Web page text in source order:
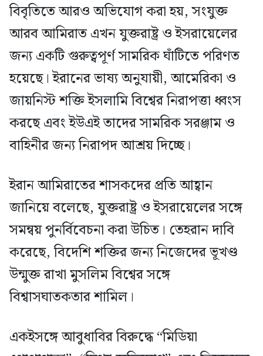
বিবৃতিতে আরও অভিযোগ করা হয়, সংযুক্ত
আরব আমিরাত এখন যুক্তরাষ্ট্র ও ইসরায়েলের
জন্য একটি গুরুত্বপূর্ণ সামরিক ঘাঁটিতে পরিণত
হয়েছে। ইরানের ভাষ্য অনুযায়ী, আমেরিকা ও
জায়নিস্ট শক্তি ইসলামি বিশ্বের নিরাপত্তা ধ্বংস
করছে এবং ইউএই তাদের সামরিক সরঞ্জাম ও
বাহিনীর জন্য নিরাপদ আশ্রয় দিচ্ছে।
ইরান আমিরাতের শাসকদের প্রতি আহ্বান
জানিয়ে বলেছে, যুক্তরাষ্ট্র ও ইসরায়েলের সঙ্গে
সমন্বয় পুনর্বিবেচনা করা উচিত। তেহরান দাবি
করেছে, বিদেশি শক্তির জন্য নিজেদের ভূখণ্ড
উন্মুক্ত রাখা মুসলিম বিশ্বের সঙ্গে
বিশ্বাসঘাতকতার শামিল।
একইসঙ্গে আবুধাবির বিরুদ্ধে “মিডিয়া